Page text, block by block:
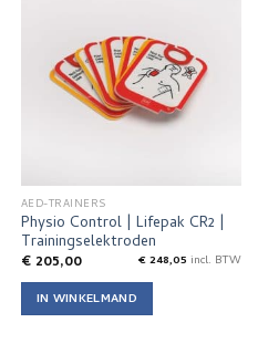
AED-TRAINERS
Physio Control | Lifepak CR2 |
Trainingselektroden
€205,00 €248,05 incl. BTW
IN WINKELMAND